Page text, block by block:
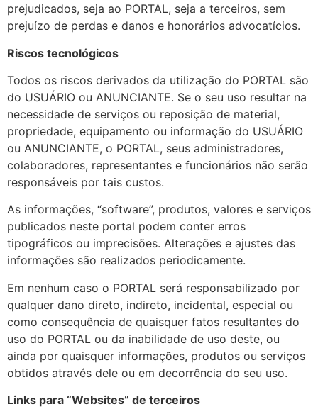
prejudicados, seja ao PORTAL, seja a terceiros, sem
prejuízo de perdas e danos e honorários advocatícios.
Riscos tecnológicos
Todos os riscos derivados da utilização do PORTAL são
do USUÁRIO ou ANUNCIANTE. Se o seu uso resultar na
necessidade de serviços ou reposição de material,
propriedade, equipamento ou informação do USUÁRIO
ou ANUNCIANTE, o PORTAL, seus administradores,
colaboradores, representantes e funcionários não serão
responsáveis por tais custos.
As informações, “software”, produtos, valores e serviços
publicados neste portal podem conter erros
tipográficos ou imprecisões. Alterações e ajustes das
informações são realizados periodicamente.
Em nenhum caso o PORTAL será responsabilizado por
qualquer dano direto, indireto, incidental, especial ou
como consequência de quaisquer fatos resultantes do
uso do PORTAL ou da inabilidade de uso deste, ou
ainda por quaisquer informações, produtos ou serviços
obtidos através dele ou em decorrência do seu uso.
Links para “Websites” de terceiros